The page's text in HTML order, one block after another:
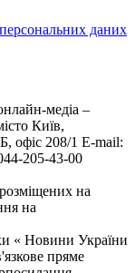
персональних даних
медіа –
Київ,
208/1 E-mail:
205-43-00
на
на
« Новини України
пряме